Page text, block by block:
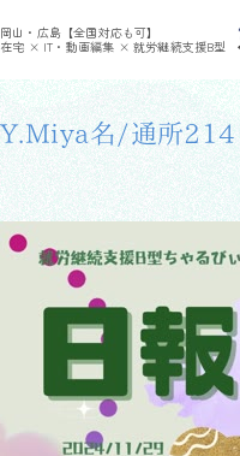
岡山・広島【全国対応も可】
在宅 × IT・動画編集 × 就労継続支援B型
利用者さんの
利用者
Y.Miya名/通所214